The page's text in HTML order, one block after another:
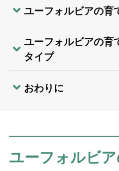
ユーフォルビアの
ユーフォルビアの
タイプ
おわりに
ユーフォルビ